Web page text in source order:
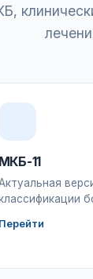
МКБ-11
Перейти